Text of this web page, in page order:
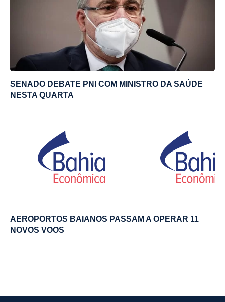
SENADO DEBATE PNI COM MINISTRO DA SAÚDE
NESTA QUARTA
AEROPORTOS BAIANOS PASSAM A OPERAR 11
NOVOS VOOS